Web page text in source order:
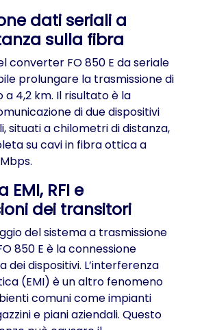
dati seriali a
sulla fibra
converter FO 850 E da seriale
prolungare la trasmissione di
a 4,2 km. Il risultato è la
di due dispositivi
situati a chilometri di distanza,
su cavi in fibra ottica a
RFI e
dei transitori
del sistema a trasmissione
850 E è la connessione
dei dispositivi. L’interferenza
(EMI) è un altro fenomeno
comuni come impianti
e piani aziendali. Questo